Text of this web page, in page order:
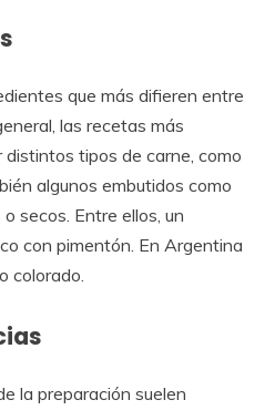
que más difieren entre
las recetas más
tipos de carne, como
algunos embutidos como
secos. Entre ellos, un
con pimentón. En Argentina
colorado.
la preparación suelen